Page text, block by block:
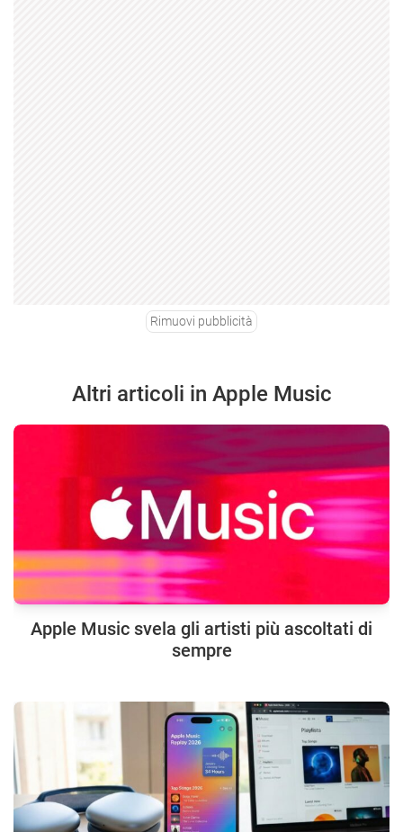
Rimuovi pubblicità
Altri articoli in Apple Music
Apple Music svela gli artisti più ascoltati di
sempre